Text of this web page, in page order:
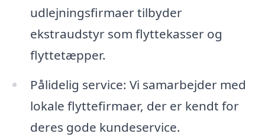
udlejningsfirmaer tilbyder
ekstraudstyr som flyttekasser og
flyttetæpper.
Pålidelig service: Vi samarbejder med
lokale flyttefirmaer, der er kendt for
deres gode kundeservice.